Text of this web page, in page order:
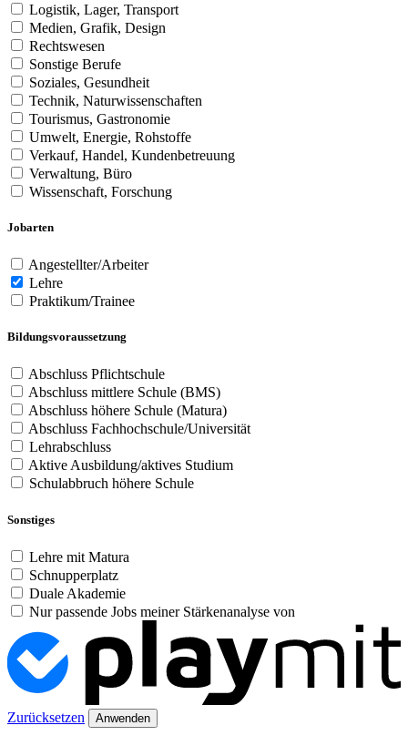
Logistik, Lager, Transport
Medien, Grafik, Design
Rechtswesen
Sonstige Berufe
Soziales, Gesundheit
Technik, Naturwissenschaften
Tourismus, Gastronomie
Umwelt, Energie, Rohstoffe
Verkauf, Handel, Kundenbetreuung
Verwaltung, Büro
Wissenschaft, Forschung
Jobarten
Angestellter/Arbeiter
Lehre
Praktikum/Trainee
Bildungsvoraussetzung
Abschluss Pflichtschule
Abschluss mittlere Schule (BMS)
Abschluss höhere Schule (Matura)
Abschluss Fachhochschule/Universität
Lehrabschluss
Aktive Ausbildung/aktives Studium
Schulabbruch höhere Schule
Sonstiges
Lehre mit Matura
Schnupperplatz
Duale Akademie
Nur passende Jobs meiner Stärkenanalyse von
Zurücksetzen Anwenden